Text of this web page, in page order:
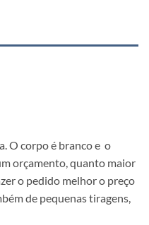
O corpo é branco e o
orçamento, quanto maior
o pedido melhor o preço
de pequenas tiragens,